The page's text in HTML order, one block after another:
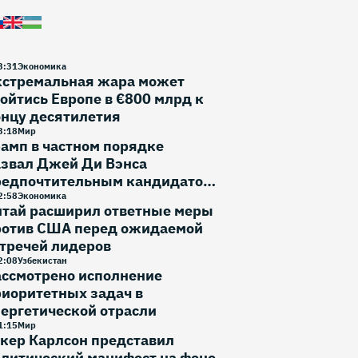
:31Экономика
жара может
Европе в €800 млрд к
десятилетия
:18Мир
в частном порядке
Джей Ди Вэнса
кандидатом
выборы 2028 года
:58Экономика
расширил ответные меры
США перед ожидаемой
лидеров
:08Узбекистан
исполнение
задач в
отрасли
:15Мир
Карлсон представил